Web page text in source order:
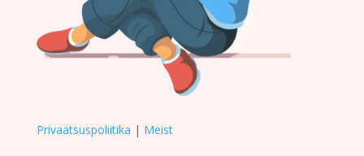
Privaatsuspoliitika | Meist